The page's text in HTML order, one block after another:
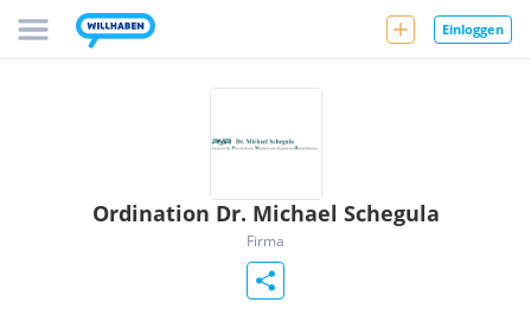
Einloggen
Ordination Dr. Michael Schegula
Firma